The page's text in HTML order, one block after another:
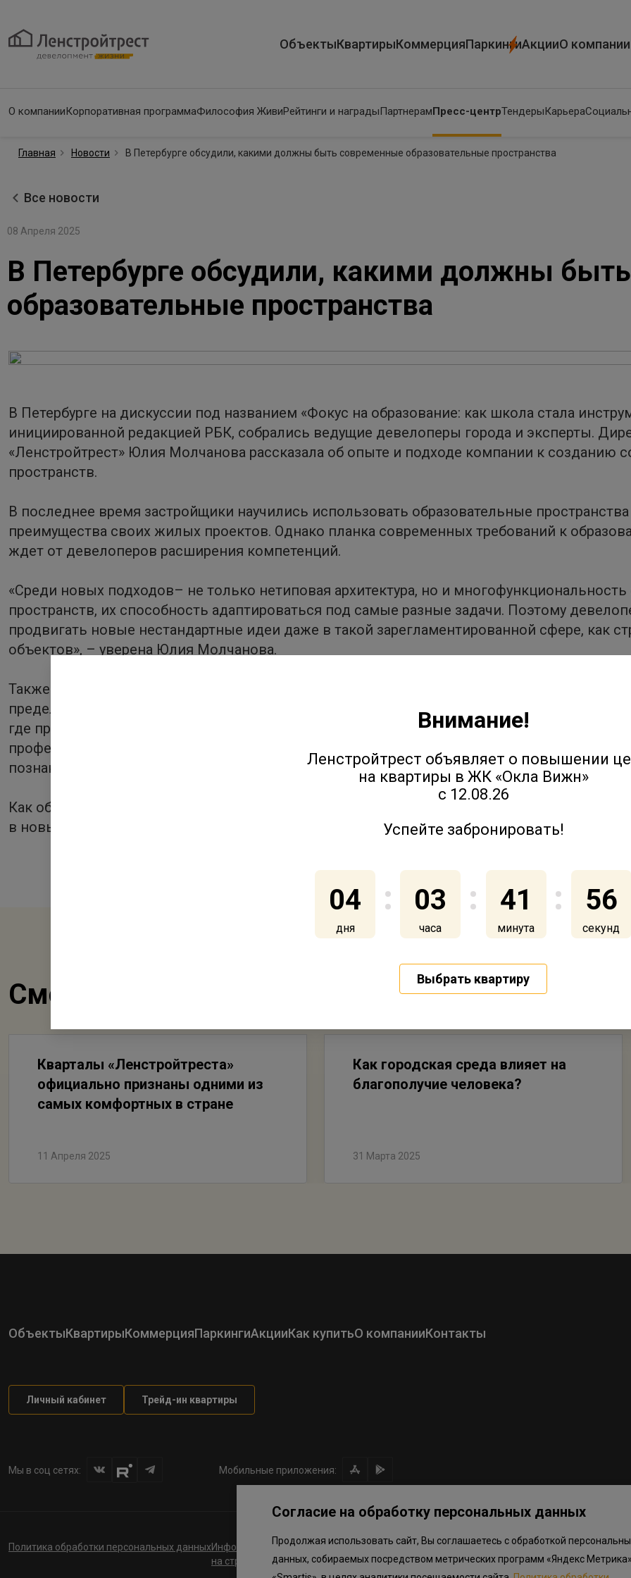
ОбъектыКвартирыКоммерцияПаркингиАкцииО компании
О компанииКорпоративная программаФилософия ЖивиРейтинги и наградыПартнерамПресс-центрТендерыКарьера
Главная Новости В Петербурге обсудили, какими должны быть современные образовательные пространства
Все новости
08 Апреля 2025
В Петербурге обсудили, какими должны
образовательные пространства
В Петербурге на дискуссии под названием «Фокус на образование: как школа стала
инициированной редакцией РБК, собрались ведущие девелоперы города и эксперты.
«Ленстройтрест» Юлия Молчанова рассказала об опыте и подходе компании к созданию
пространств.
В последнее время застройщики научились использовать образовательные
преимущества своих жилых проектов. Однако планка современных требований к
ждет от девелоперов расширения компетенций.
«Среди новых подходов– не только нетиповая архитектура, но и
пространств, их способность адаптироваться под самые разные задачи. Поэтому
продвигать новые нестандартные идеи даже в такой зарегламентированной сфере, как
объектов», – уверена Юлия Молчанова.
Также растет спрос на услуги дополнительного образования, которые жители квартала
пределы своего жилого комплекса. Так, например, «Ленстройтрест» развивает ЖИВИ
где проходят творческие, спортивные занятия, работает лекторий и секции по интересам.
профессиональные преподаватели, а для жильцов это не только возможность получить
познакомиться с соседями поближе и найти единомышленников.
Как объекты образования становятся настоящими драйверами развития среды и как это
в новых рыночных обстоятельствах —
читайте в материале РБК+ Петербург.
Смотрите также
Кварталы «Ленстройтреста»
официально признаны одними из
самых комфортных в стране
11 Апреля 2025
Как городская среда влияет на
благополучие человека?
31 Марта 2025
ОбъектыКвартирыКоммерцияПаркингиАкцииКак купитьО компанииКонтакты
Личный кабинет Трейд-ин квартиры
Мы в соц сетях: Мобильные приложения:
Политика обработки персональных данныхИнформация о плановом направлении средств
на строительство соц.объектов в Окле
Правила программы лояльности
Внимание!
Ленстройтрест объявляет о повышении
на квартиры в ЖК «Окла Вижн»
с 12.08.26
Успейте забронировать!
04
дня
03
часа
41
минута
55
секунд
Выбрать квартиру
Согласие на обработку персональных данных
Продолжая использовать сайт, Вы соглашаетесь с обработкой
данных, собираемых посредством метрических программ «Яндекс